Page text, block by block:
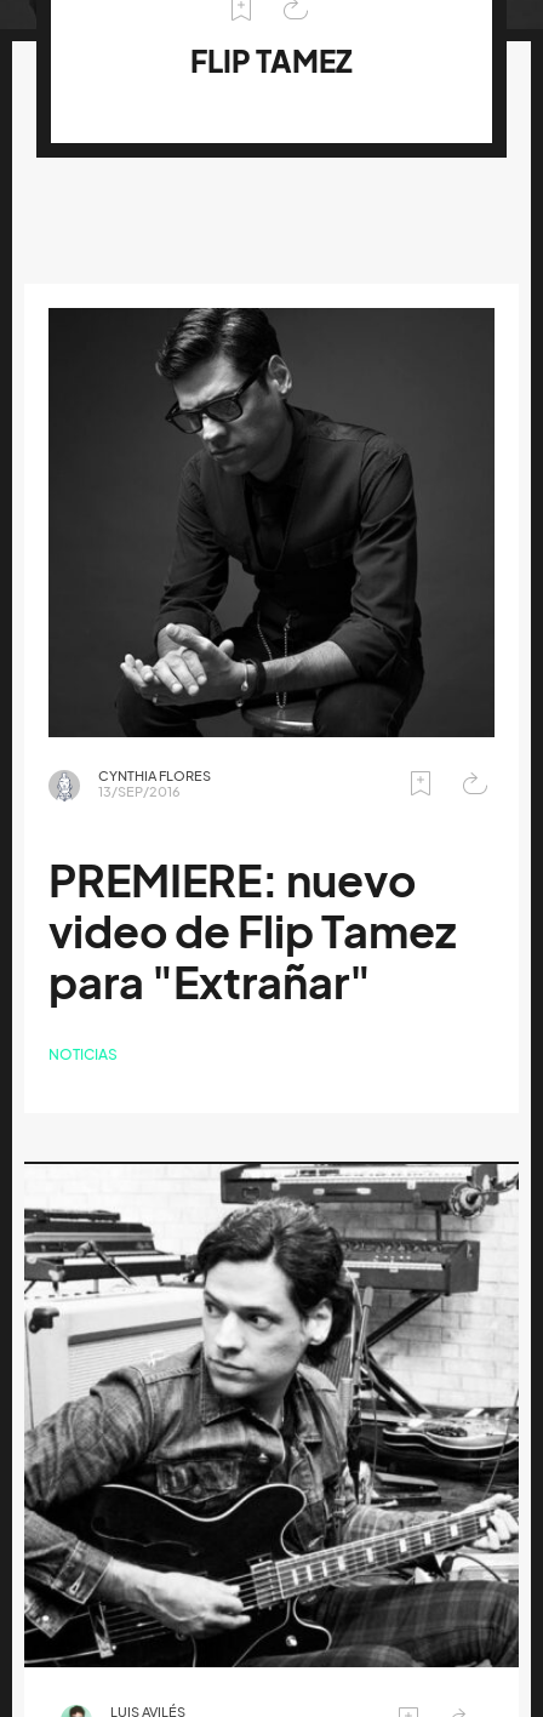
FLIP TAMEZ
CYNTHIA FLORES
13/SEP/2016
PREMIERE: nuevo
video de Flip Tamez
para "Extrañar"
NOTICIAS
LUIS AVILÉS